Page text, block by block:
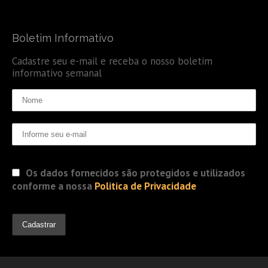
Boletim Informativo
Cadastre seu e-mail e receba o nosso boletim
informativo semanal
Os dados fornecidos são protegidos e utilizados
conforme a nossa Politica de Privacidade